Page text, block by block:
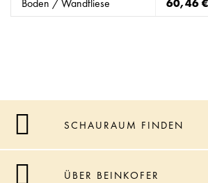
Boden / Wandfliese 60,46
SCHAURAUM FINDEN
ÜBER BEINKOFER